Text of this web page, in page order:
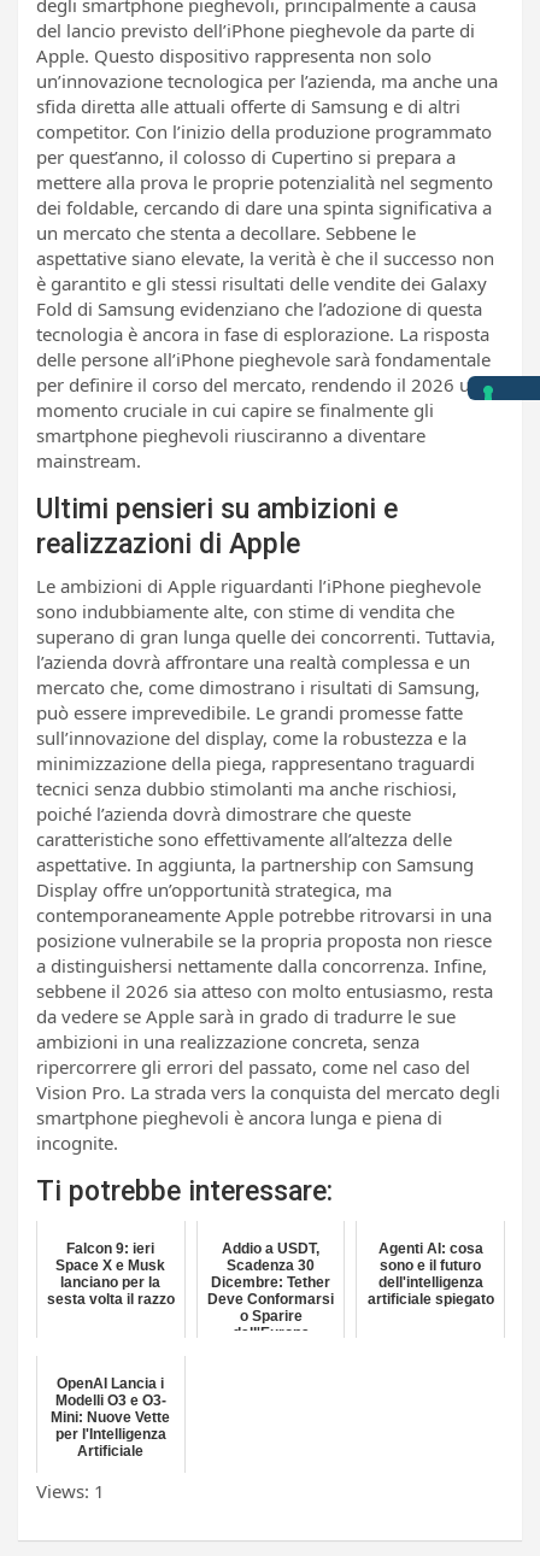
degli smartphone pieghevoli, principalmente a causa
del lancio previsto dell’iPhone pieghevole da parte di
Apple. Questo dispositivo rappresenta non solo
un’innovazione tecnologica per l’azienda, ma anche una
sfida diretta alle attuali offerte di Samsung e di altri
competitor. Con l’inizio della produzione programmato
per quest’anno, il colosso di Cupertino si prepara a
mettere alla prova le proprie potenzialità nel segmento
dei foldable, cercando di dare una spinta significativa a
un mercato che stenta a decollare. Sebbene le
aspettative siano elevate, la verità è che il successo non
è garantito e gli stessi risultati delle vendite dei Galaxy
Fold di Samsung evidenziano che l’adozione di questa
tecnologia è ancora in fase di esplorazione. La risposta
delle persone all’iPhone pieghevole sarà fondamentale
per definire il corso del mercato, rendendo il 2026 un
momento cruciale in cui capire se finalmente gli
smartphone pieghevoli riusciranno a diventare
mainstream.
Ultimi pensieri su ambizioni e
realizzazioni di Apple
Le ambizioni di Apple riguardanti l’iPhone pieghevole
sono indubbiamente alte, con stime di vendita che
superano di gran lunga quelle dei concorrenti. Tuttavia,
l’azienda dovrà affrontare una realtà complessa e un
mercato che, come dimostrano i risultati di Samsung,
può essere imprevedibile. Le grandi promesse fatte
sull’innovazione del display, come la robustezza e la
minimizzazione della piega, rappresentano traguardi
tecnici senza dubbio stimolanti ma anche rischiosi,
poiché l’azienda dovrà dimostrare che queste
caratteristiche sono effettivamente all’altezza delle
aspettative. In aggiunta, la partnership con Samsung
Display offre un’opportunità strategica, ma
contemporaneamente Apple potrebbe ritrovarsi in una
posizione vulnerabile se la propria proposta non riesce
a distinguishersi nettamente dalla concorrenza. Infine,
sebbene il 2026 sia atteso con molto entusiasmo, resta
da vedere se Apple sarà in grado di tradurre le sue
ambizioni in una realizzazione concreta, senza
ripercorrere gli errori del passato, come nel caso del
Vision Pro. La strada vers la conquista del mercato degli
smartphone pieghevoli è ancora lunga e piena di
incognite.
Ti potrebbe interessare:
Falcon 9: ieri
Space X e Musk
lanciano per la
sesta volta il razzo
Addio a USDT,
Scadenza 30
Dicembre: Tether
Deve Conformarsi
o Sparire
dall'Europa
Agenti AI: cosa
sono e il futuro
dell'intelligenza
artificiale spiegato
OpenAI Lancia i
Modelli O3 e O3-
Mini: Nuove Vette
per l'Intelligenza
Artificiale
Views: 1